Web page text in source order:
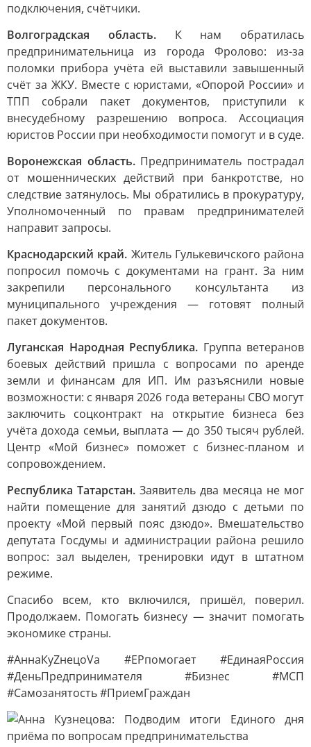
подключения, счётчики.
Волгоградская область. К нам обратилась
предпринимательница из города Фролово: из-за
поломки прибора учёта ей выставили завышенный
счёт за ЖКУ. Вместе с юристами, «Опорой России» и
ТПП собрали пакет документов, приступили к
внесудебному разрешению вопроса. Ассоциация
юристов России при необходимости помогут и в суде.
Воронежская область. Предприниматель пострадал
от мошеннических действий при банкротстве, но
следствие затянулось. Мы обратились в прокуратуру,
Уполномоченный по правам предпринимателей
направит запросы.
Краснодарский край. Житель Гулькевичского района
попросил помочь с документами на грант. За ним
закрепили персонального консультанта из
муниципального учреждения — готовят полный
пакет документов.
Луганская Народная Республика. Группа ветеранов
боевых действий пришла с вопросами по аренде
земли и финансам для ИП. Им разъяснили новые
возможности: с января 2026 года ветераны СВО могут
заключить соцконтракт на открытие бизнеса без
учёта дохода семьи, выплата — до 350 тысяч рублей.
Центр «Мой бизнес» поможет с бизнес-планом и
сопровождением.
Республика Татарстан. Заявитель два месяца не мог
найти помещение для занятий дзюдо с детьми по
проекту «Мой первый пояс дзюдо». Вмешательство
депутата Госдумы и администрации района решило
вопрос: зал выделен, тренировки идут в штатном
режиме.
Спасибо всем, кто включился, пришёл, поверил.
Продолжаем. Помогать бизнесу — значит помогать
экономике страны.
#АннаКуZнецоVа #ЕРпомогает #ЕдинаяРоссия
#ДеньПредпринимателя #Бизнес #МСП
#Самозанятость #ПриемГраждан